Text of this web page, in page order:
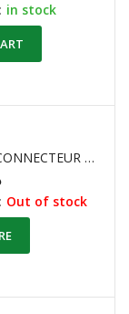
in stock
GX16 2PIN CONNECTEUR METALLIQUE ROND ( M+F )
Out of stock